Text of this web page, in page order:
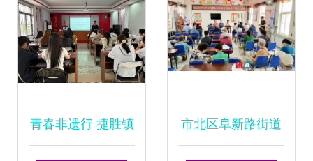
团赴台活动
青春非遗行 捷胜镇 市北区阜新路街道